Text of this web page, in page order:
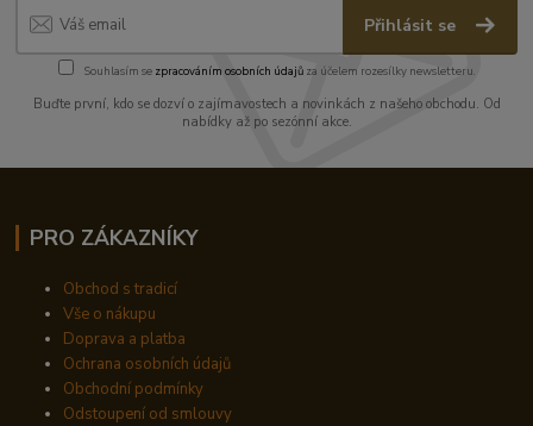
Přihlásit se
Souhlasím se zpracováním osobních údajůza účelem rozesílky newsletteru.
Buďte první, kdo se dozví o zajímavostech a novinkách z našeho obchodu. Od
nabídky až po sezónní akce.
PRO ZÁKAZNÍKY
Obchod s tradicí
Vše o nákupu
Doprava a platba
Ochrana osobních údajů
Obchodní podmínky
Odstoupení od smlouvy